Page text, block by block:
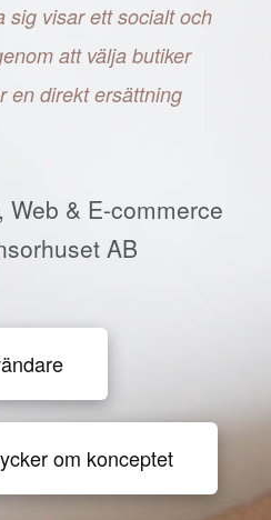
sig visar ett socialt och
att välja butiker
en direkt ersättning
, Web & E-commerce
AB
om konceptet